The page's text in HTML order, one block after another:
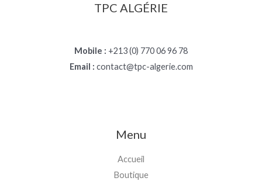
TPC ALGÉRIE
Mobile : +213 (0) 770 06 96 78
Email : contact@tpc-algerie.com
Menu
Accueil
Boutique